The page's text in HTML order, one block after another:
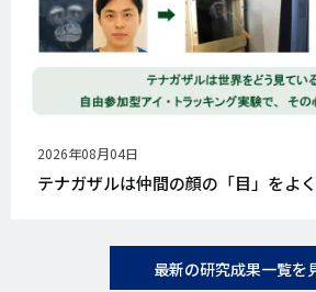
公
開
日
2026年08月04日
テナガザルは仲間の顔の「目」をよ
最新の研究成果一覧を